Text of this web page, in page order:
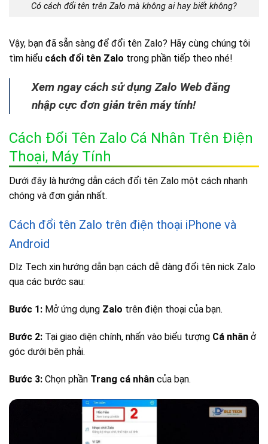
Có cách đổi tên trên Zalo mà không ai hay biết không?
Vậy, bạn đã sẵn sàng để đổi tên Zalo? Hãy cùng chúng tôi
tìm hiểu cách đổi tên Zalo trong phần tiếp theo nhé!
Xem ngay cách sử dụng Zalo Web đăng
nhập cực đơn giản trên máy tính!
Cách Đổi Tên Zalo Cá Nhân Trên Điện
Thoại, Máy Tính
Dưới đây là hướng dẫn cách đổi tên Zalo một cách nhanh
chóng và đơn giản nhất.
Cách đổi tên Zalo trên điện thoại iPhone và
Android
Dlz Tech xin hướng dẫn bạn cách dễ dàng đổi tên nick Zalo
qua các bước sau:
Bước 1: Mở ứng dụng Zalo trên điện thoại của bạn.
Bước 2: Tại giao diện chính, nhấn vào biểu tượng Cá nhân ở
góc dưới bên phải.
Bước 3: Chọn phần Trang cá nhân của bạn.